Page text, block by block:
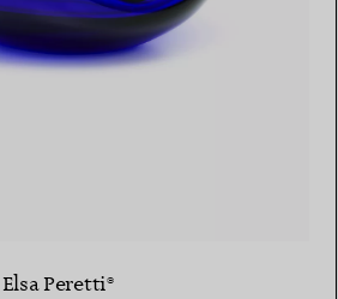
Elsa Peretti®